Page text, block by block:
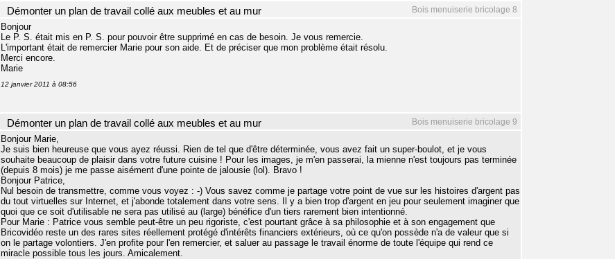
Bois menuiserie bricolage 8
Démonter un plan de travail collé aux meubles et au mur
Bonjour
Le P. S. était mis en P. S. pour pouvoir être supprimé en cas de besoin. Je vous remercie.
L'important était de remercier Marie pour son aide. Et de préciser que mon problème était résolu.
Merci encore.
Marie
12 janvier 2011 à 08:56
Bois menuiserie bricolage 9
Démonter un plan de travail collé aux meubles et au mur
Bonjour Marie,
Je suis bien heureuse que vous ayez réussi. Rien de tel que d'être déterminée, vous avez fait un super-boulot, et je vous
souhaite beaucoup de plaisir dans votre future cuisine ! Pour les images, je m'en passerai, la mienne n'est toujours pas terminée
(depuis 8 mois) je me passe aisément d'une pointe de jalousie (lol). Bravo !
Bonjour Patrice,
Nul besoin de transmettre, comme vous voyez : -) Vous savez comme je partage votre point de vue sur les histoires d'argent pas
du tout virtuelles sur Internet, et j'abonde totalement dans votre sens. Il y a bien trop d'argent en jeu pour seulement imaginer que
quoi que ce soit d'utilisable ne sera pas utilisé au (large) bénéfice d'un tiers rarement bien intentionné.
Pour Marie : Patrice vous semble peut-être un peu rigoriste, c'est pourtant grâce à sa philosophie et à son engagement que
Bricovidéo reste un des rares sites réellement protégé d'intérêts financiers extérieurs, où ce qu'on possède n'a de valeur que si
on le partage volontiers. J'en profite pour l'en remercier, et saluer au passage le travail énorme de toute l'équipe qui rend ce
miracle possible tous les jours. Amicalement.